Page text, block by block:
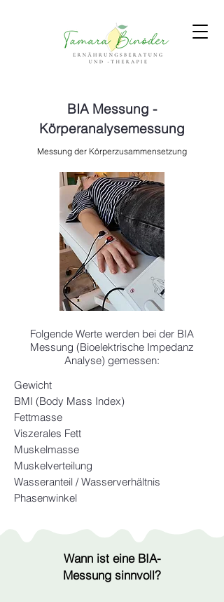
BIA Messung -
Körperanalysemessung
Messung der Körperzusammensetzung
Folgende Werte werden bei der BIA
Messung (Bioelektrische Impedanz
Analyse) gemessen:
Gewicht
BMI (Body Mass Index)
Fettmasse
Viszerales Fett
Muskelmasse
Muskelverteilung
Wasseranteil / Wasserverhältnis
Phasenwinkel
Wann ist eine BIA-
Messung sinnvoll?